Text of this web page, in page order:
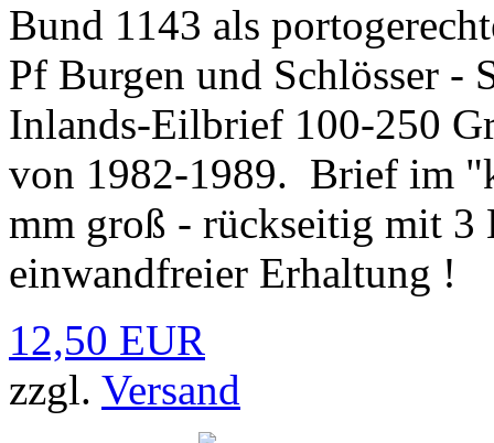
Bund 1143 als
Pf Burgen und Schlösser -
Inlands-Eilbrief 100-250
von 1982-1989. Brief im
mm groß - rückseitig mit 3
einwandfreier Erhaltung !
12,50 EUR
zzgl. Versand